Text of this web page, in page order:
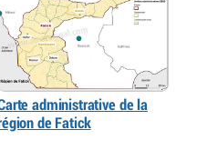
administrative de la
de Fatick